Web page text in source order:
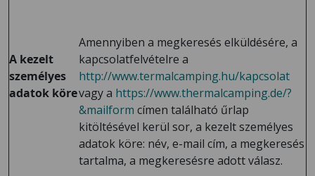
A kezelt
személyes
adatok köre
Amennyiben a megkeresés elküldésére, a
kapcsolatfelvételre a
http://www.termalcamping.hu/kapcsolat
vagy a https://www.thermalcamping.de/?
&mailform címen található űrlap
kitöltésével kerül sor, a kezelt személyes
adatok köre: név, e-mail cím, a megkeresés
tartalma, a megkeresésre adott válasz.